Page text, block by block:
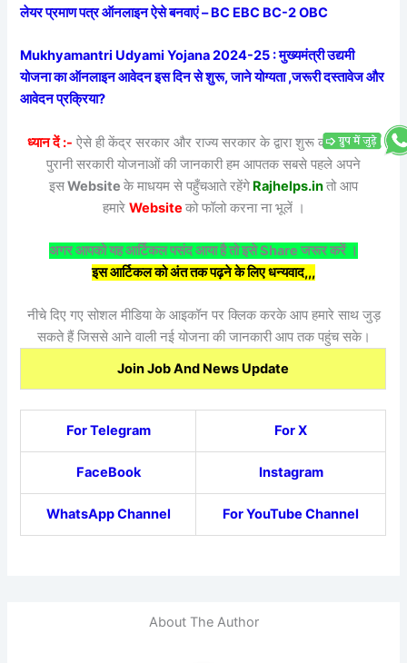
लेयर प्रमाण पत्र ऑनलाइन ऐसे बनवाएं – BC EBC BC-2 OBC
Mukhyamantri Udyami Yojana 2024-25 : मुख्यमंत्री उद्यमी
योजना का ऑनलाइन आवेदन इस दिन से शुरू, जाने योग्यता ,जरूरी दस्तावेज और
आवेदन प्रक्रिया?
ध्यान दें :- ऐसे ही केंद्र सरकार और राज्य सरकार के द्वारा शुरू की गई नई या
पुरानी सरकारी योजनाओं की जानकारी हम आपतक सबसे पहले अपने
इसWebsite के माधयम से पहुँचआते रहेंगे Rajhelps.inतो आप
हमारे Website को फॉलो करना ना भूलें ।
अगर आपको यह आर्टिकल पसंद आया है तो इसे Share जरूर करें ।
इस आर्टिकल को अंत तक पढ़ने के लिए धन्यवाद,,,
नीचे दिए गए सोशल मीडिया के आइकॉन पर क्लिक करके आप हमारे साथ जुड़
सकते हैं जिससे आने वाली नई योजना की जानकारी आप तक पहुंच सके।
Join Job And News Update
For Telegram For X
FaceBook Instagram
WhatsApp Channel For YouTube Channel
About The Author